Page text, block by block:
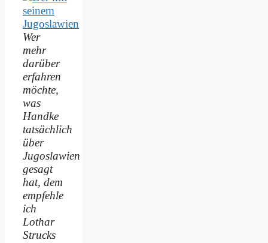
Wer
mehr
darüber
erfahren
möchte,
was
Handke
tatsächlich
über
Jugoslawien
gesagt
hat, dem
empfehle
ich
Lothar
Strucks